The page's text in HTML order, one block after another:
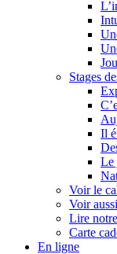
Stages
Il
Le
Voir le
Voir
Lire
Carte
En ligne